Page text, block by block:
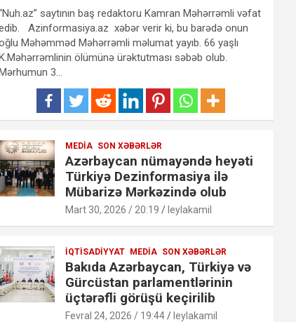
saytının baş redaktoru Kamran Məhərrəmli vəfat
Azinformasiya.az xəbər verir ki, bu barədə onun
Məhəmməd Məhərrəmli məlumat yayıb. 66 yaşlı
ölümünə ürəktutması səbəb olub.
3…
MEDIA SON XƏBƏRLƏR
Azərbaycan nümayəndə heyəti
Türkiyə Dezinformasiya ilə
Mübarizə Mərkəzində olub
Mart 30, 2026 / 20:19 leylakamil
İQTISADIYYAT MEDIA SON XƏBƏRLƏR
Bakıda Azərbaycan, Türkiyə və
Gürcüstan parlamentlərinin
üçtərəfli görüşü keçirilib
Fevral 24, 2026 / 19:44 leylakamil